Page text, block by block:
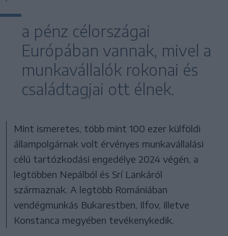
a pénz célországai
Európában vannak, mivel a
munkavállalók rokonai és
családtagjai ott élnek.
Mint ismeretes, több mint 100 ezer külföldi
állampolgárnak volt érvényes munkavállalási
célú tartózkodási engedélye 2024 végén, a
legtöbben Nepálból és Srí Lankáról
származnak. A legtöbb Romániában
vendégmunkás Bukarestben, Ilfov, illetve
Konstanca megyében tevékenykedik.